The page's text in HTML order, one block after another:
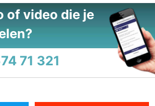
of video die je
71 321